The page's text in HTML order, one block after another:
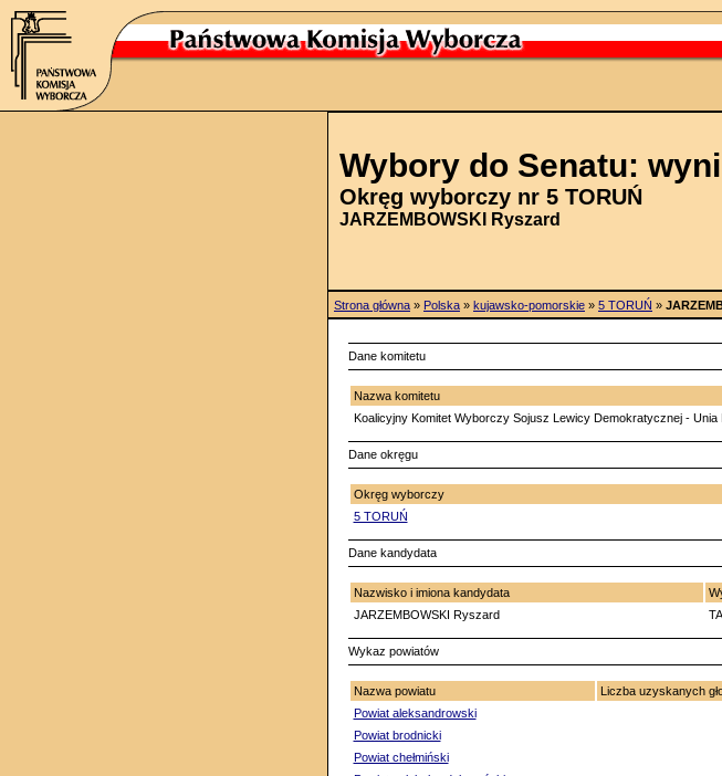
Wybory do Senatu:
Okręg wyborczy nr 5 TORUŃ
JARZEMBOWSKI Ryszard
Strona główna » Polska » kujawsko-pomorskie » 5 TORUŃ »
Dane komitetu
Nazwa komitetu
Koalicyjny Komitet Wyborczy Sojusz Lewicy Demokratycznej - Unia
Dane okręgu
Okręg wyborczy
5 TORUŃ
Dane kandydata
Nazwisko i imiona kandydata
JARZEMBOWSKI Ryszard
Wykaz powiatów
Nazwa powiatu Liczba uzyskanych
Powiat aleksandrowski
Powiat brodnicki
Powiat chełmiński